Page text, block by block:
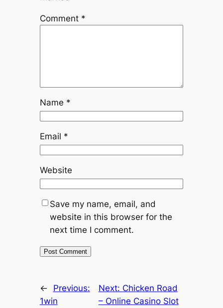
Comment *
Name *
Email *
Website
Save my name, email, and
website in this browser for the
next time I comment.
←
Previous:
1win
Next: Chicken Road
– Online Casino Slot